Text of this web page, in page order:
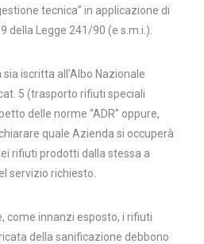
tecnica” in applicazione di
della Legge 241/90 (e s.m.i.).
iscritta all’Albo Nazionale
5 (trasporto rifiuti speciali
delle norme “ADR” oppure,
quale Azienda si occuperà
rifiuti prodotti dalla stessa a
servizio richiesto.
come innanzi esposto, i rifiuti
della sanificazione debbono